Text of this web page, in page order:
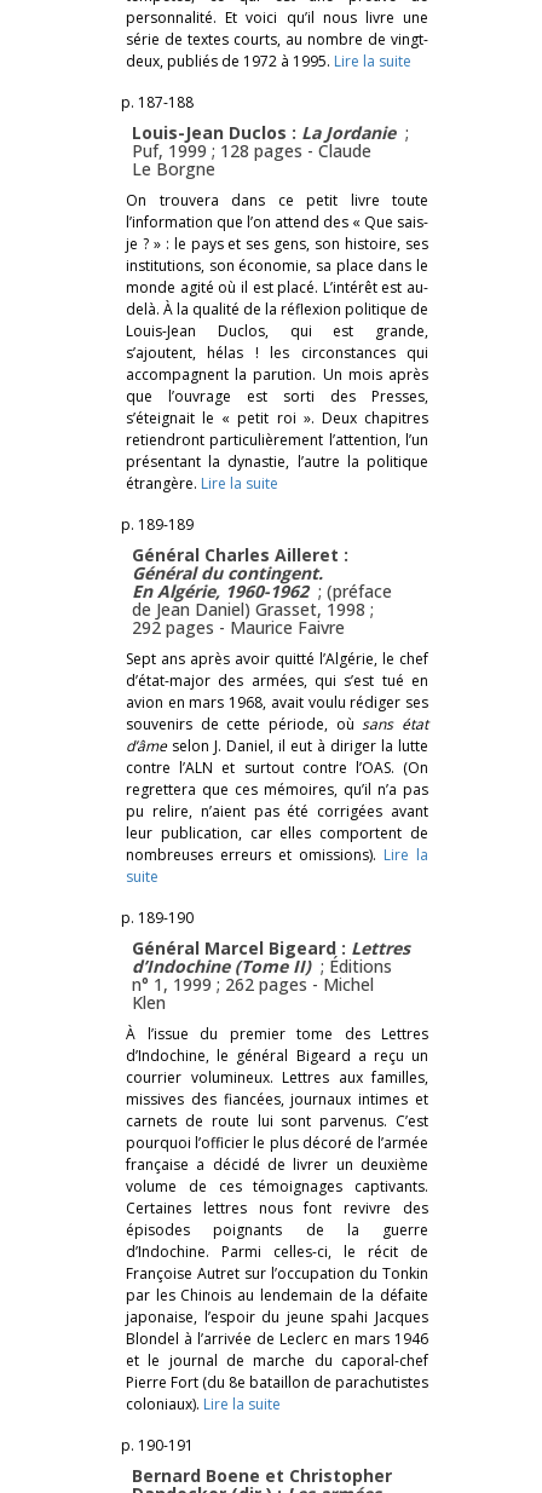
personnalité. Et voici qu’il nous livre une
série de textes courts, au nombre de vingt-
deux, publiés de 1972 à 1995. Lire la suite
p. 187-188
Louis-Jean Duclos : La Jordanie ;
Puf, 1999 ; 128 pages - Claude
Le Borgne
On trouvera dans ce petit livre toute
l’information que l’on attend des « Que sais-
je ? » : le pays et ses gens, son histoire, ses
institutions, son économie, sa place dans le
monde agité où il est placé. L’intérêt est au-
delà. À la qualité de la réflexion politique de
Louis-Jean Duclos, qui est grande,
s’ajoutent, hélas ! les circonstances qui
accompagnent la parution. Un mois après
que l’ouvrage est sorti des Presses,
s’éteignait le « petit roi ». Deux chapitres
retiendront particulièrement l’attention, l’un
présentant la dynastie, l’autre la politique
étrangère. Lire la suite
p. 189-189
Général Charles Ailleret :
Général du contingent.
En Algérie, 1960-1962 ; (préface
de Jean Daniel) Grasset, 1998 ;
292 pages - Maurice Faivre
Sept ans après avoir quitté l’Algérie, le chef
d’état-major des armées, qui s’est tué en
avion en mars 1968, avait voulu rédiger ses
souvenirs de cette période, oùsans état
d’âmeselon J. Daniel, il eut à diriger la lutte
contre l’ALN et surtout contre l’OAS. (On
regrettera que ces mémoires, qu’il n’a pas
pu relire, n’aient pas été corrigées avant
leur publication, car elles comportent de
nombreuses erreurs et omissions). Lire la
suite
p. 189-190
Général Marcel Bigeard : Lettres
d’Indochine(Tome II) ; Éditions
n° 1, 1999 ; 262 pages - Michel
Klen
À l’issue du premier tome des Lettres
d’Indochine, le général Bigeard a reçu un
courrier volumineux. Lettres aux familles,
missives des fiancées, journaux intimes et
carnets de route lui sont parvenus. C’est
pourquoi l’officier le plus décoré de l’armée
française a décidé de livrer un deuxième
volume de ces témoignages captivants.
Certaines lettres nous font revivre des
épisodes poignants de la guerre
d’Indochine. Parmi celles-ci, le récit de
Françoise Autret sur l’occupation du Tonkin
par les Chinois au lendemain de la défaite
japonaise, l’espoir du jeune spahi Jacques
Blondel à l’arrivée de Leclerc en mars 1946
et le journal de marche du caporal-chef
Pierre Fort (du 8e bataillon de parachutistes
coloniaux). Lire la suite
p. 190-191
Bernard Boene et Christopher